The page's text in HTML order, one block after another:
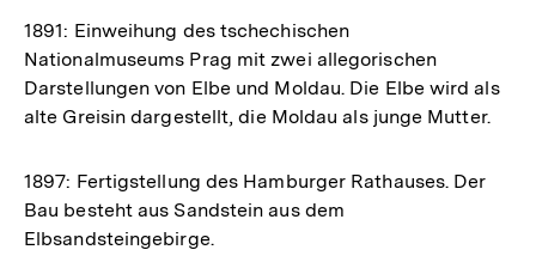
1891: Einweihung des tschechischen
Nationalmuseums Prag mit zwei allegorischen
Darstellungen von Elbe und Moldau. Die Elbe wird als
alte Greisin dargestellt, die Moldau als junge Mutter.
1897: Fertigstellung des Hamburger Rathauses. Der
Bau besteht aus Sandstein aus dem
Elbsandsteingebirge.